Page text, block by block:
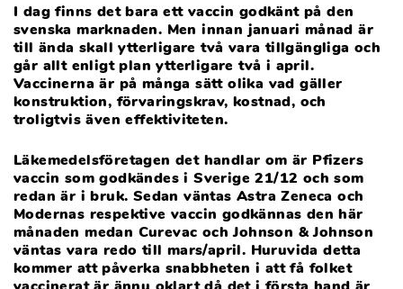
I dag finns det bara ett vaccin godkänt på den
svenska marknaden. Men innan januari månad är
till ända skall ytterligare två vara tillgängliga och
går allt enligt plan ytterligare två i april.
Vaccinerna är på många sätt olika vad gäller
konstruktion, förvaringskrav, kostnad, och
troligtvis även effektiviteten.
Läkemedelsföretagen det handlar om är Pfizers
vaccin som godkändes i Sverige 21/12 och som
redan är i bruk. Sedan väntas Astra Zeneca och
Modernas respektive vaccin godkännas den här
månaden medan Curevac och Johnson & Johnson
väntas vara redo till mars/april. Huruvida detta
kommer att påverka snabbheten i att få folket